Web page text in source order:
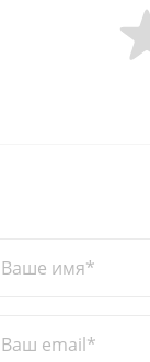
Ваше имя*
Ваш email*